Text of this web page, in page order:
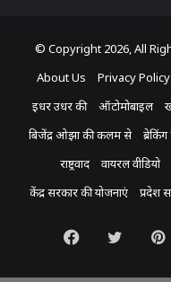
© Copyright 2026, All
About Us
Privacy Policy
इधर उधर की
ऑटोमोबाइल
बिजेंद्र ओझा की कलम से
राष्ट्रवाद
वायरल वीडियो
केंद्र सरकार की योजनाएं
प्रदेश
Facebook
Twitter